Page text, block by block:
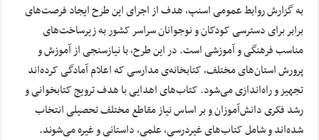
به گزارش روابط عمومی اسنپ، هدف از اجرای این طرح ایجاد فرصت‌های
برابر برای دسترسی کودکان و نوجوانان سراسر کشور به زیرساخت‌های
مناسب فرهنگی و آموزشی است. در این طرح، با نیازسنجی از آموزش و
پرورش استان‌های مختلف، کتابخانه‌‌ی مدارسی که اعلام آمادگی کرده‌اند
تجهیز و راه‌اندازی می‌شود. کتاب‌های اهدایی با هدف ترویج کتابخوانی و
رشد فکری دانش‌آموزان و بر اساس نیاز مقاطع مختلف تحصیلی انتخاب
شده‌اند و شامل کتاب‌های غیردرسی، علمی، داستانی و غیره می‌شوند.